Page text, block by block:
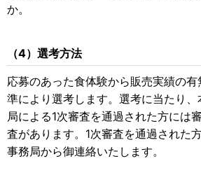
か。
（4）選考方法
応募のあった食体験から販売実績の
準により選考します。選考に当たり
局による1次審査を通過された方には
査があります。1次審査を通過された
事務局から御連絡いたします。